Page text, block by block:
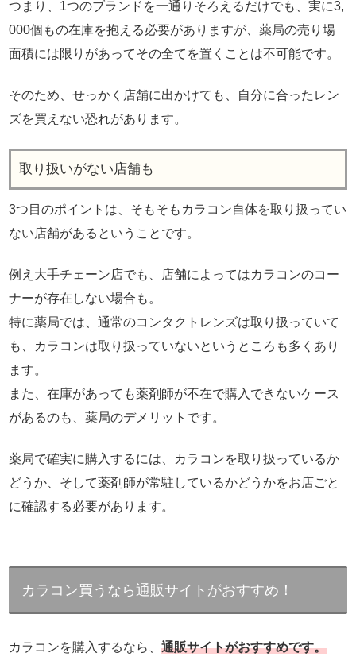
つまり、1つのブランドを一通りそろえるだけでも、実に3,
000個もの在庫を抱える必要がありますが、薬局の売り場
面積には限りがあってその全てを置くことは不可能です。
そのため、せっかく店舗に出かけても、自分に合ったレン
ズを買えない恐れがあります。
取り扱いがない店舗も
3つ目のポイントは、そもそもカラコン自体を取り扱ってい
ない店舗があるということです。
例え大手チェーン店でも、店舗によってはカラコンのコー
ナーが存在しない場合も。
特に薬局では、通常のコンタクトレンズは取り扱っていて
も、カラコンは取り扱っていないというところも多くあり
ます。
また、在庫があっても薬剤師が不在で購入できないケース
があるのも、薬局のデメリットです。
薬局で確実に購入するには、カラコンを取り扱っているか
どうか、そして薬剤師が常駐しているかどうかをお店ごと
に確認する必要があります。
カラコン買うなら通販サイトがおすすめ！
カラコンを購入するなら、 通販サイトがおすすめです。